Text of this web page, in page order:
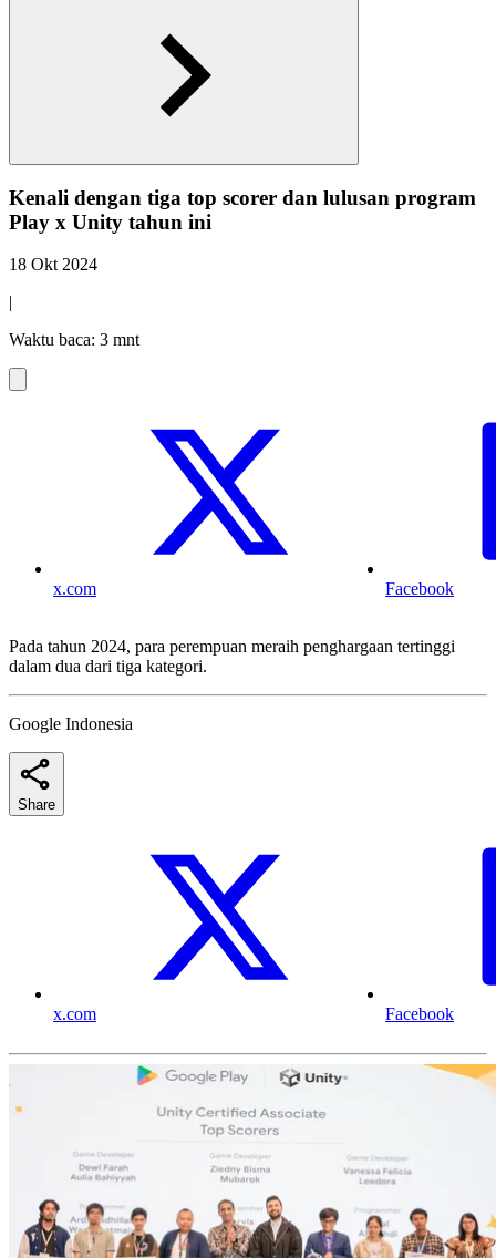
Kenali dengan tiga top scorer dan lulusan program
Play x Unity tahun ini
18 Okt 2024
|
Waktu baca: 3 mnt
x.com Facebook
Pada tahun 2024, para perempuan meraih penghargaan tertinggi
dalam dua dari tiga kategori.
Google Indonesia
Share
x.com Facebook